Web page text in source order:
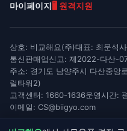
마이페이지🖥️ 원격지원
상호: 비교해요(주)대표: 최문석
통신판매업신고: 제2022-다산-
주소: 경기도 남양주시 다산중앙
럴타워2)
고객센터: 1660-1636운영시간:
이메일: CS@biigyo.com